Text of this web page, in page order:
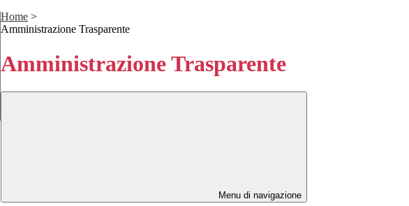
Home >
Amministrazione Trasparente
Amministrazione Trasparente
Menu di navigazione